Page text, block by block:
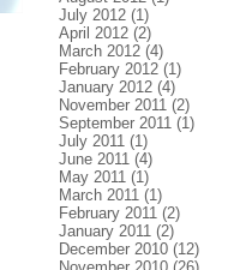
July 2012 (1)
April 2012 (2)
March 2012 (4)
February 2012 (1)
January 2012 (4)
November 2011 (2)
September 2011 (1)
July 2011 (1)
June 2011 (4)
May 2011 (1)
March 2011 (1)
February 2011 (2)
January 2011 (2)
December 2010 (12)